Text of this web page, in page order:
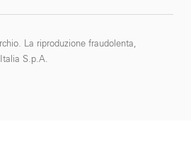
La riproduzione fraudolenta,
S.p.A.